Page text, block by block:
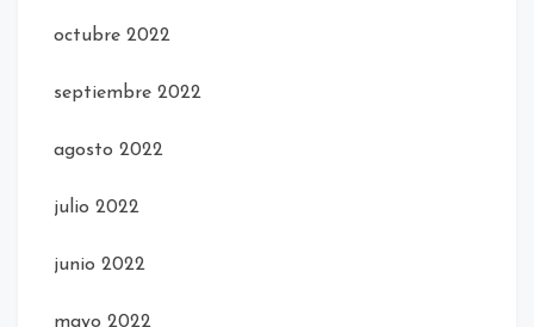
octubre 2022
septiembre 2022
agosto 2022
julio 2022
junio 2022
mayo 2022